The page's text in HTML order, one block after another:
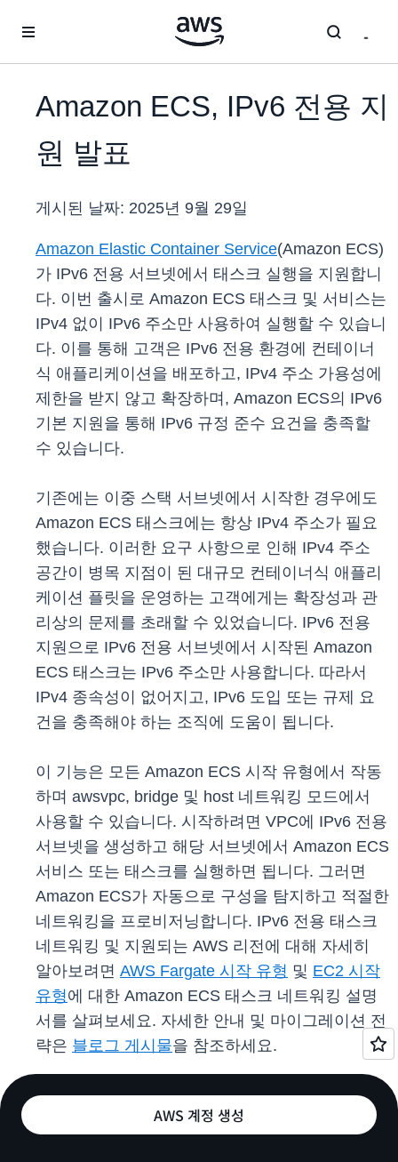
Amazon ECS, IPv6 전용 지
원 발표
게시된 날짜: 2025년 9월 29일
Amazon Elastic Container Service(Amazon ECS)
가 IPv6 전용 서브넷에서 태스크 실행을 지원합니
다. 이번 출시로 Amazon ECS 태스크 및 서비스는
IPv4 없이 IPv6 주소만 사용하여 실행할 수 있습니
다. 이를 통해 고객은 IPv6 전용 환경에 컨테이너
식 애플리케이션을 배포하고, IPv4 주소 가용성에
제한을 받지 않고 확장하며, Amazon ECS의 IPv6
기본 지원을 통해 IPv6 규정 준수 요건을 충족할
수 있습니다.
기존에는 이중 스택 서브넷에서 시작한 경우에도
Amazon ECS 태스크에는 항상 IPv4 주소가 필요
했습니다. 이러한 요구 사항으로 인해 IPv4 주소
공간이 병목 지점이 된 대규모 컨테이너식 애플리
케이션 플릿을 운영하는 고객에게는 확장성과 관
리상의 문제를 초래할 수 있었습니다. IPv6 전용
지원으로 IPv6 전용 서브넷에서 시작된 Amazon
ECS 태스크는 IPv6 주소만 사용합니다. 따라서
IPv4 종속성이 없어지고, IPv6 도입 또는 규제 요
건을 충족해야 하는 조직에 도움이 됩니다.
이 기능은 모든 Amazon ECS 시작 유형에서 작동
하며 awsvpc, bridge 및 host 네트워킹 모드에서
사용할 수 있습니다. 시작하려면 VPC에 IPv6 전용
서브넷을 생성하고 해당 서브넷에서 Amazon ECS
서비스 또는 태스크를 실행하면 됩니다. 그러면
Amazon ECS가 자동으로 구성을 탐지하고 적절한
네트워킹을 프로비저닝합니다. IPv6 전용 태스크
네트워킹 및 지원되는 AWS 리전에 대해 자세히
알아보려면 AWS Fargate 시작 유형 및 EC2 시작
유형에 대한 Amazon ECS 태스크 네트워킹 설명
서를 살펴보세요. 자세한 안내 및 마이그레이션 전
략은 블로그 게시물을 참조하세요.
AWS 계정 생성